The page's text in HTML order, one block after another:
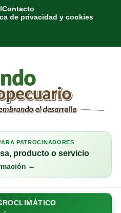
Contacto
de privacidad y cookies
PATROCINADORES
producto o servicio
→